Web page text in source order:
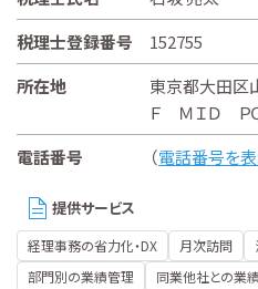
税理士登録番号
152755
所在地
東京都大田区
Ｆ ＭＩＤ ＰＯ
電話番号
（電話番号を
提供サービス
経理事務の省力化・DX 月次訪問
部門別の業績管理
同業他社との業